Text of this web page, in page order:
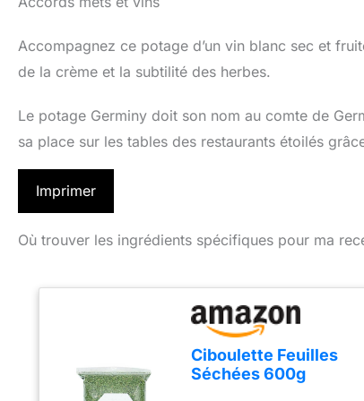
Accompagnez ce potage d’un vin blanc sec et
de la crème et la subtilité des herbes.
Le potage Germiny doit son nom au comte de
sa place sur les tables des restaurants étoilés
Imprimer
Où trouver les ingrédients spécifiques pour ma
Ciboulette Feuilles
Séchées 600g